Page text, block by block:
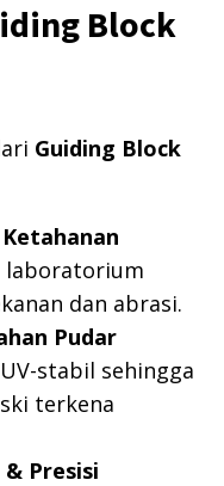
Block
Guiding Block
laboratorium
dan abrasi.
Pudar
stabil sehingga
terkena
Presisi